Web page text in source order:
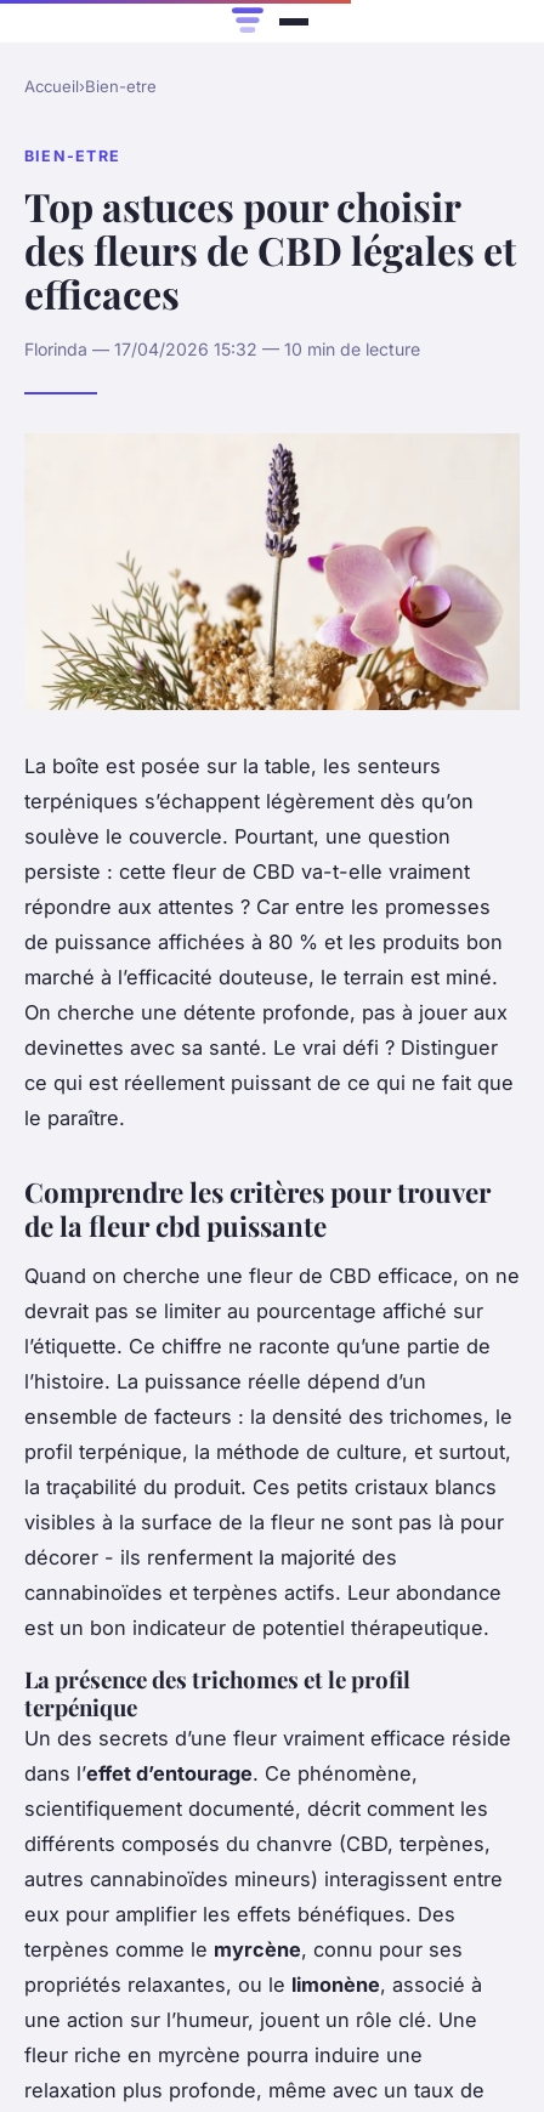
Accueil›Bien-etre
BIEN-ETRE
Top astuces pour choisir
des fleurs de CBD légales et
efficaces
Florinda — 17/04/2026 15:32 — 10 min de lecture
La boîte est posée sur la table, les senteurs
terpéniques s’échappent légèrement dès qu’on
soulève le couvercle. Pourtant, une question
persiste : cette fleur de CBD va-t-elle vraiment
répondre aux attentes ? Car entre les promesses
de puissance affichées à 80 % et les produits bon
marché à l’efficacité douteuse, le terrain est miné.
On cherche une détente profonde, pas à jouer aux
devinettes avec sa santé. Le vrai défi ? Distinguer
ce qui est réellement puissant de ce qui ne fait que
le paraître.
Comprendre les critères pour trouver
de la fleur cbd puissante
Quand on cherche une fleur de CBD efficace, on ne
devrait pas se limiter au pourcentage affiché sur
l’étiquette. Ce chiffre ne raconte qu’une partie de
l’histoire. La puissance réelle dépend d’un
ensemble de facteurs : la densité des trichomes, le
profil terpénique, la méthode de culture, et surtout,
la traçabilité du produit. Ces petits cristaux blancs
visibles à la surface de la fleur ne sont pas là pour
décorer - ils renferment la majorité des
cannabinoïdes et terpènes actifs. Leur abondance
est un bon indicateur de potentiel thérapeutique.
La présence des trichomes et le profil
terpénique
Un des secrets d’une fleur vraiment efficace réside
dans l’effet d’entourage. Ce phénomène,
scientifiquement documenté, décrit comment les
différents composés du chanvre (CBD, terpènes,
autres cannabinoïdes mineurs) interagissent entre
eux pour amplifier les effets bénéfiques. Des
terpènes comme le myrcène, connu pour ses
propriétés relaxantes, ou le limonène, associé à
une action sur l’humeur, jouent un rôle clé. Une
fleur riche en myrcène pourra induire une
relaxation plus profonde, même avec un taux de